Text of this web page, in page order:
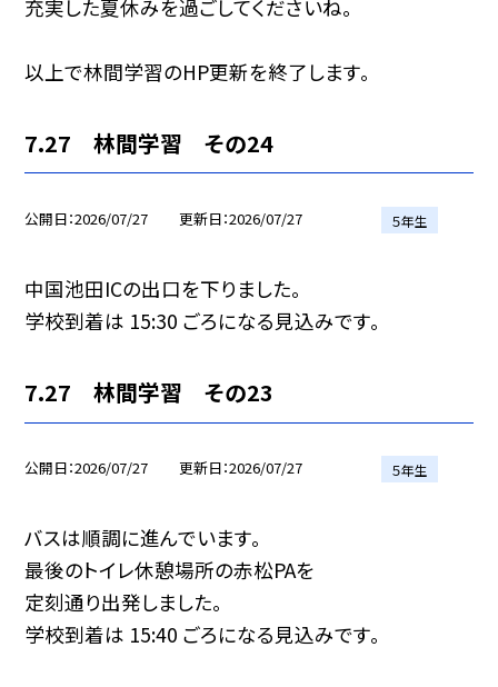
充実した夏休みを過ごしてくださいね。
以上で林間学習のHP更新を終了します。
7.27 林間学習 その24
公開日 2026/07/27 更新日 2026/07/27 ５年生
中国池田ICの出口を下りました。
学校到着は 15:30 ごろになる見込みです。
7.27 林間学習 その23
公開日 2026/07/27 更新日 2026/07/27 ５年生
バスは順調に進んでいます。
最後のトイレ休憩場所の赤松PAを
定刻通り出発しました。
学校到着は 15:40 ごろになる見込みです。